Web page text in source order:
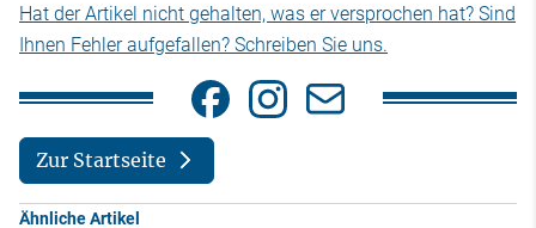
Hat der Artikel nicht gehalten, was er versprochen hat? Sind
Ihnen Fehler aufgefallen? Schreiben Sie uns.
Zur Startseite
Ähnliche Artikel